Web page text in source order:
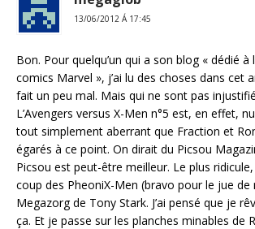
13/06/2012 Á 17:45
Bon. Pour quelqu’un qui a son blog « dédié à
comics Marvel », j’ai lu des choses dans cet
fait un peu mal. Mais qui ne sont pas
L’Avengers versus X-Men n°5 est, en effet,
tout simplement aberrant que Fraction et
égarés à ce point. On dirait du Picsou
Picsou est peut-être meilleur. Le plus ridicule,
coup des PheoniX-Men (bravo pour le jue
Megazorg de Tony Stark. J’ai pensé que je
ça. Et je passe sur les planches minables de